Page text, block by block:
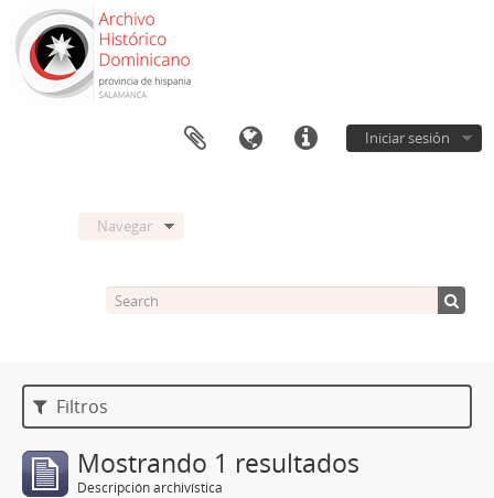
Iniciar sesión
Navegar
Filtros
Mostrando 1 resultados
Descripción archivística